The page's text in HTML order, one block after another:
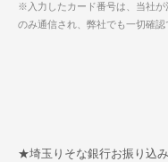
※入力したカード番号は、当社
のみ通信され、弊社でも一切確認
★埼玉りそな銀行お振り込み